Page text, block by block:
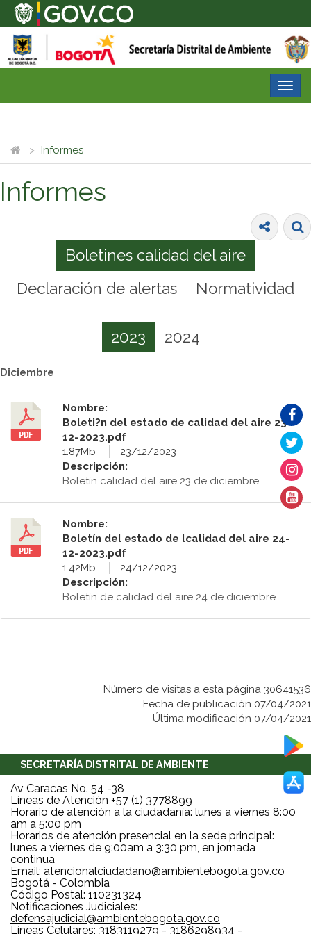
Informes
Informes
Boletines calidad del aire
Declaración de alertas
Normatividad
2023 2024
Diciembre
Nombre:
Boleti?n del estado de calidad del aire 23-
12-2023.pdf
1.87Mb
23/12/2023
Descripción:
Boletín calidad del aire 23 de diciembre
Nombre:
Boletín del estado de lcalidad del aire 24-
12-2023.pdf
1.42Mb
24/12/2023
Descripción:
Boletín de calidad del aire 24 de diciembre
Número de visitas a esta página 30641536
Fecha de publicación 07/04/2021
Última modificación 07/04/2021
SECRETARÍA DISTRITAL DE AMBIENTE
Av Caracas No. 54 -38
Líneas de Atención +57 (1) 3778899
Horario de atención a la ciudadanía: lunes a viernes 8:00
am a 5:00 pm
Horarios de atención presencial en la sede principal:
lunes a viernes de 9:00am a 3:30 pm, en jornada
continua
Email: atencionalciudadano@ambientebogota.gov.co
Bogotá - Colombia
Código Postal: 110231324
Notificaciones Judiciales:
defensajudicial@ambientebogota.gov.co
Líneas Celulares: 3183119279 - 3186298934 -